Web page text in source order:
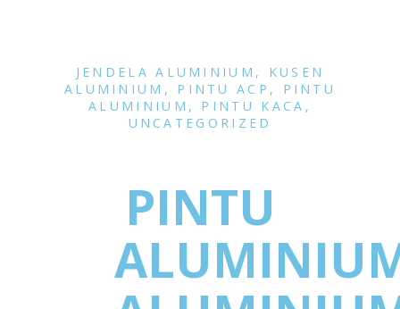
JENDELA ALUMINIUM , KUSEN
ALUMINIUM , PINTU ACP , PINTU
ALUMINIUM , PINTU KACA ,
UNCATEGORIZED
PINTU